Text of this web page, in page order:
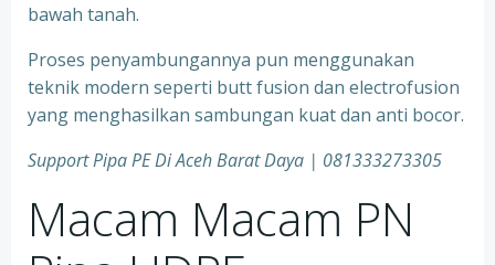
bawah tanah.
Proses penyambungannya pun menggunakan
teknik modern seperti butt fusion dan electrofusion
yang menghasilkan sambungan kuat dan anti bocor.
Support Pipa PE Di Aceh Barat Daya | 081333273305
Macam Macam PN